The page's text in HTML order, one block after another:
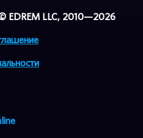
EDREM LLC, 2010—2026